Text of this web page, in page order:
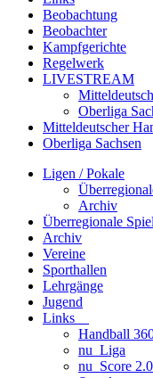
Beobachtung
Beobachter
Kampfgerichte
Regelwerk
LIVESTREAM
Oberliga
Mitteldeutscher
Oberliga Sachsen
Ligen / Pokale
Archiv
Überregionale
Archiv
Vereine
Sporthallen
Lehrgänge
Jugend
Links
Handball
nu_Liga
nu_Score 2.0